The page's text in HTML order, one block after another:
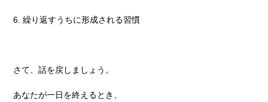
6. 繰り返すうちに形成される習慣
さて、話を戻しましょう。
あなたが一日を終えるとき、